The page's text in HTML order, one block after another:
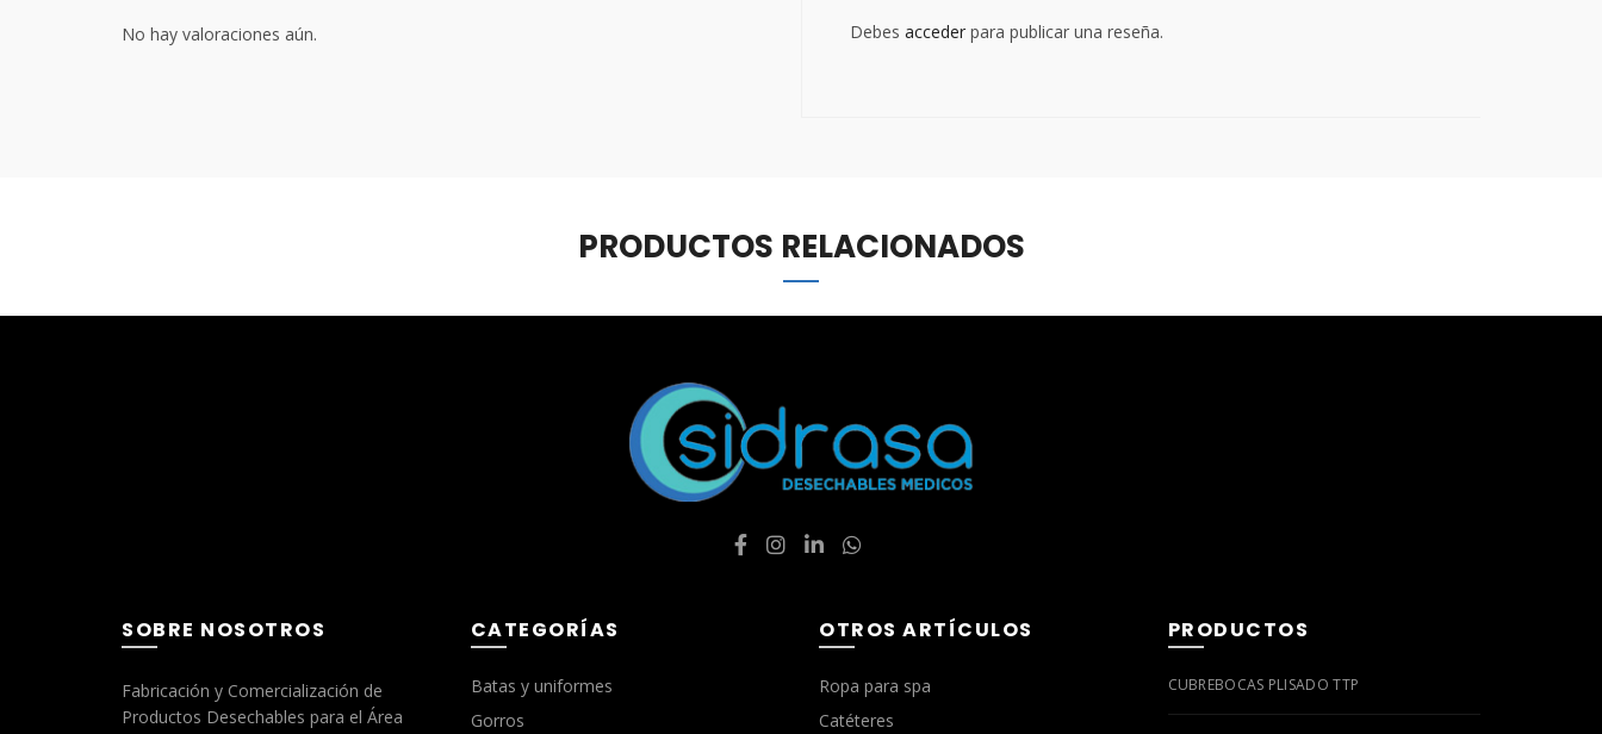
No hay valoraciones aún. Debes acceder para publicar una reseña.
PRODUCTOS RELACIONADOS
SOBRE NOSOTROS
Fabricación y Comercialización de
Productos Desechables para el Área
CATEGORÍAS
Batas y uniformes
Gorros
OTROS ARTÍCULOS
Ropa para spa
Catéteres
PRODUCTOS
CUBREBOCAS PLISADO TTP